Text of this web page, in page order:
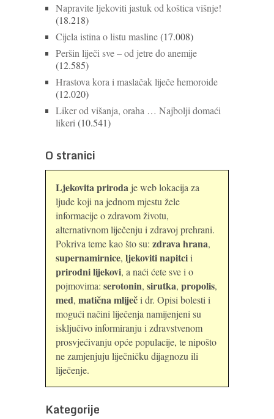
Napravite ljekoviti jastuk od koštica višnje!
(18.218)
Cijela istina o listu masline(17.008)
Peršin liječi sve – od jetre do anemije
(12.585)
Hrastova kora i maslačak liječe hemoroide
(12.020)
Liker od višanja, oraha … Najbolji domaći
likeri (10.541)
O stranici
Ljekovita priroda je web lokacija za
ljude koji na jednom mjestu žele
informacije o zdravom životu,
alternativnom liječenju i zdravoj prehrani.
Pokriva teme kao što su: zdrava hrana,
supernamirnice, ljekoviti napitcii
prirodni lijekovi, a naći ćete sve i o
pojmovima: serotonin, sirutka, propolis,
med, matična mliječi dr. Opisi bolesti i
mogući načini liječenja namijenjeni su
isključivo informiranju i zdravstvenom
prosvjećivanju opće populacije, te nipošto
ne zamjenjuju liječničku dijagnozu ili
liječenje.
Kategorije